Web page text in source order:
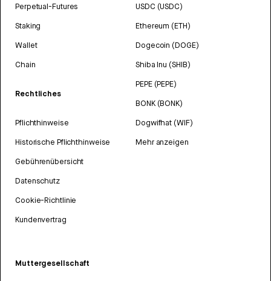
Perpetual-Futures
Staking
Wallet
Chain
Rechtliches
Pflichthinweise
Historische Pflichthinweise
Gebührenübersicht
Datenschutz
Cookie-Richtlinie
Kundenvertrag
USDC (USDC)
Ethereum (ETH)
Dogecoin (DOGE)
Shiba Inu (SHIB)
PEPE (PEPE)
BONK (BONK)
Dogwifhat (WIF)
Mehr anzeigen
Muttergesellschaft